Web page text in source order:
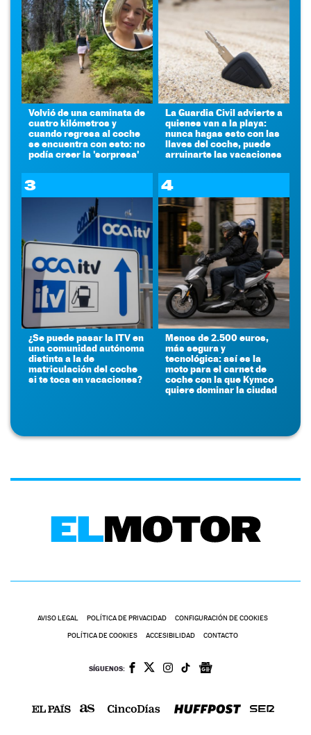
Volvió de una caminata de
cuatro kilómetros y
cuando regresa al coche
se encuentra con esto: no
podía creer la 'sorpresa'
La Guardia Civil advierte a
quienes van a la playa:
nunca hagas esto con las
llaves del coche, puede
arruinarte las vacaciones
3
¿Se puede pasar la ITV en
una comunidad autónoma
distinta a la de
matriculación del coche
si te toca en vacaciones?
4
Menos de 2.500 euros,
más segura y
tecnológica: así es la
moto para el carnet de
coche con la que Kymco
quiere dominar la ciudad
AVISO LEGAL POLÍTICA DE PRIVACIDAD CONFIGURACIÓN DE COOKIES
POLÍTICA DE COOKIES ACCESIBILIDAD CONTACTO
SÍGUENOS: